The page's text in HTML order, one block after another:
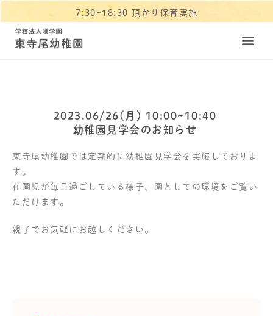
7:30~18:30 預かり保育実施
2023.06/26(月) 10:00~10:40
幼稚園見学会のお知らせ
東寺尾幼稚園では定期的に幼稚園見学会を実施しておりま
す。
在園児が毎日過ごしている様子、園としての環境をご覧い
ただけます。
親子でお気軽にお越しください。